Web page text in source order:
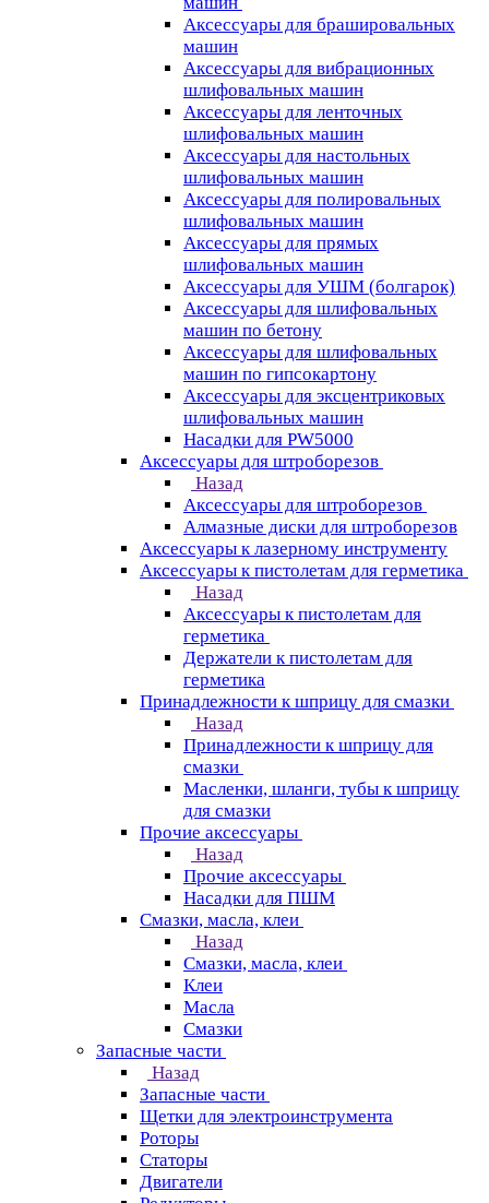
Аксессуары для брашировальных
машин
Аксессуары для вибрационных
шлифовальных машин
Аксессуары для ленточных
шлифовальных машин
Аксессуары для настольных
шлифовальных машин
Аксессуары для полировальных
шлифовальных машин
Аксессуары для прямых
шлифовальных машин
Аксессуары для УШМ (болгарок)
Аксессуары для шлифовальных
машин по бетону
Аксессуары для шлифовальных
машин по гипсокартону
Аксессуары для эксцентриковых
шлифовальных машин
Насадки для PW5000
Аксессуары для штроборезов
Назад
Аксессуары для штроборезов
Алмазные диски для штроборезов
Аксессуары к лазерному инструменту
Аксессуары к пистолетам для герметика
Назад
Аксессуары к пистолетам для
герметика
Держатели к пистолетам для
герметика
Принадлежности к шприцу для смазки
Назад
Принадлежности к шприцу для
смазки
Масленки, шланги, тубы к шприцу
для смазки
Прочие аксессуары
Назад
Прочие аксессуары
Насадки для ПШМ
Смазки, масла, клеи
Назад
Смазки, масла, клеи
Клеи
Масла
Смазки
Запасные части
Назад
Запасные части
Щетки для электроинструмента
Роторы
Статоры
Двигатели